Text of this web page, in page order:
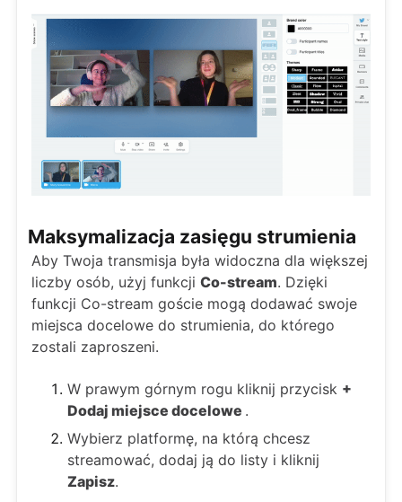
Maksymalizacja zasięgu strumienia
Aby Twoja transmisja była widoczna dla większej
liczby osób, użyj funkcji Co-stream. Dzięki
funkcji Co-stream goście mogą dodawać swoje
miejsca docelowe do strumienia, do którego
zostali zaproszeni.
W prawym górnym rogu kliknij przycisk +
Dodaj miejsce docelowe .
Wybierz platformę, na którą chcesz
streamować, dodaj ją do listy i kliknij
Zapisz.